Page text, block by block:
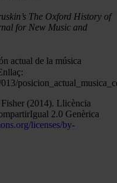
The Oxford History of
for New Music and
actual de la música
(2014). Llicència
2.0 Genèrica
licenses/by-